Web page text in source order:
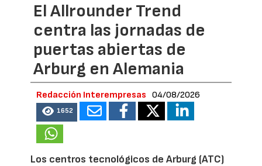
El Allrounder Trend
centra las jornadas de
puertas abiertas de
Arburg en Alemania
Redacción Interempresas 04/08/2026
1652
Los centros tecnológicos de Arburg (ATC)